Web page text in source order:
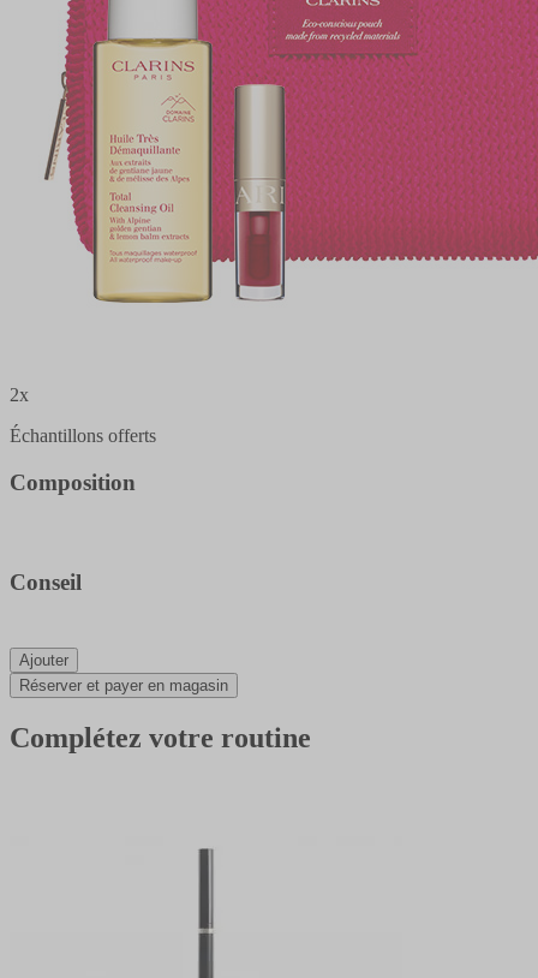
2x
Échantillons offerts
Composition
Conseil
Ajouter
Réserver et payer en magasin
Complétez votre routine